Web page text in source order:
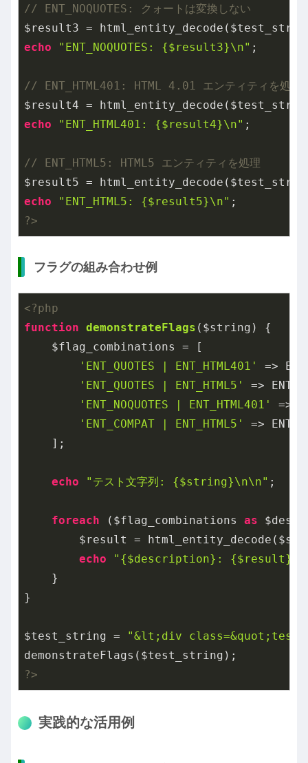
// ENT_NOQUOTES: クォートは変換しない
echo "ENT_NOQUOTES: {$result3}\n" ;
// ENT_HTML401: HTML 4.01 エンティティを処理
echo "ENT_HTML401: {$result4}\n" ;
// ENT_HTML5: HTML5 エンティティを処理
echo "ENT_HTML5: {$result5}\n"
?>
フラグの組み合わせ例
<?php
function demonstrateFlags ($string)
{
    $flag_combinations = [
'ENT_QUOTES | ENT_HTML401'
=>
'ENT_QUOTES | ENT_HTML5'
=>
'ENT_NOQUOTES | ENT_HTML401'
=>
'ENT_COMPAT | ENT_HTML5'
=>
    ];
echo "テスト文字列: {$string}\n\n" ;
foreach ($flag_combinations as
$result =
echo
"{$description}:
    }
}
$test_string =
"&lt;div
?>
実践的な活用例